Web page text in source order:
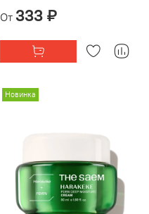
От 333 ₽
Новинка